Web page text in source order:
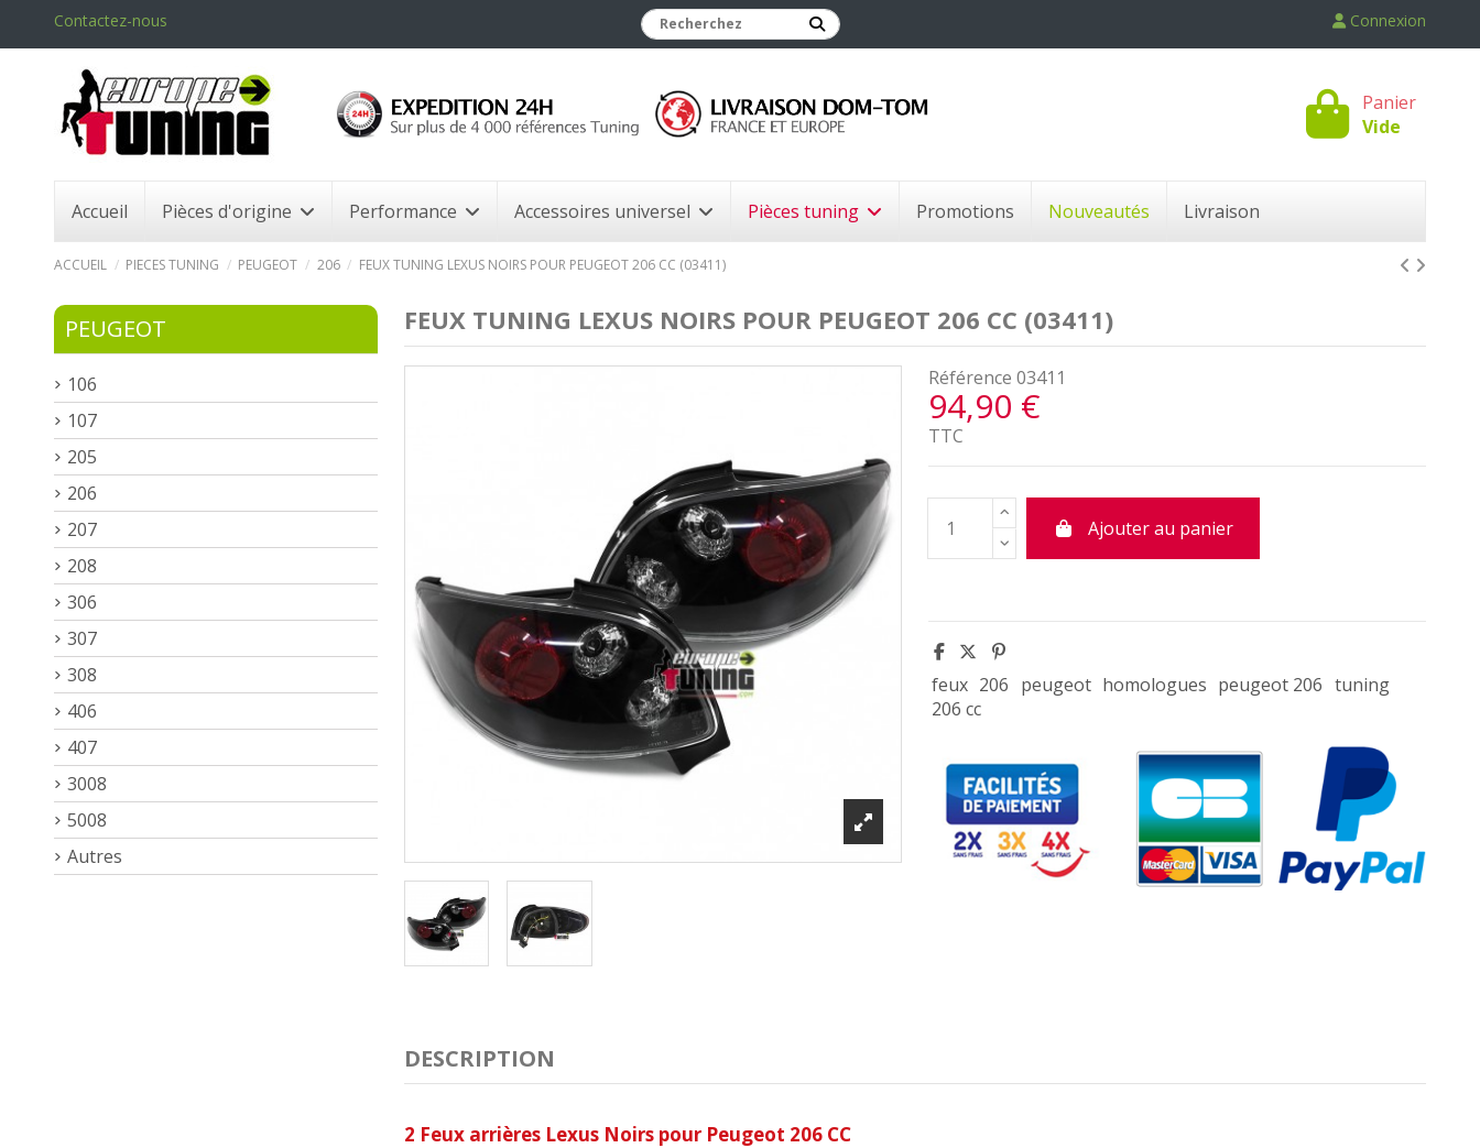
Contactez-nous Connexion
Panier
Vide
Accueil Pièces d'origine Performance Accessoires universel Pièces tuning Promotions Nouveautés Livraison
ACCUEIL PIECES TUNING PEUGEOT 206 FEUX TUNING LEXUS NOIRS POUR PEUGEOT 206 CC (03411)
FEUX TUNING LEXUS NOIRS POUR PEUGEOT 206 CC (03411)
Référence 03411
94,90 €
TTC
Ajouter au panier
feux 206 peugeot homologues peugeot 206 tuning
206 cc
DESCRIPTION
2 Feux arrières Lexus Noirs pour Peugeot 206 CC
PEUGEOT
106
107
205
206
207
208
306
307
308
406
407
3008
5008
Autres